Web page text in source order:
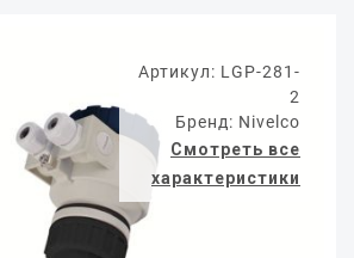
Артикул: LGP-281-
2
Бренд: Nivelco
Смотреть все
характеристики